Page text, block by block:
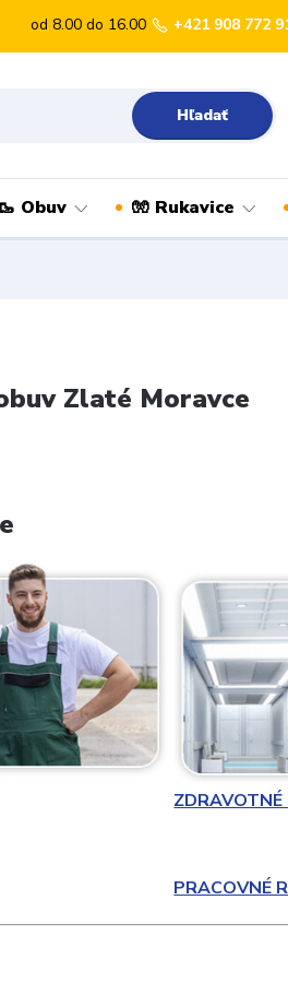
Hľadať
od 8.00 do 16.00 +421 908 772
🥾 Obuv 🧤 Rukavice
Zlaté Moravce
ZDRAVOTNÉ
PRACOVNÉ